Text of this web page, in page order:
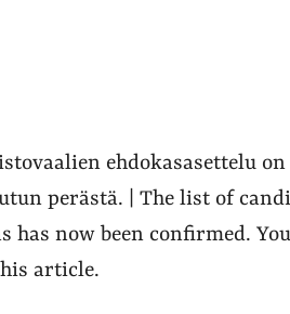
ehdokasasettelu
perästä. | The list of
has now been confirmed.
article.